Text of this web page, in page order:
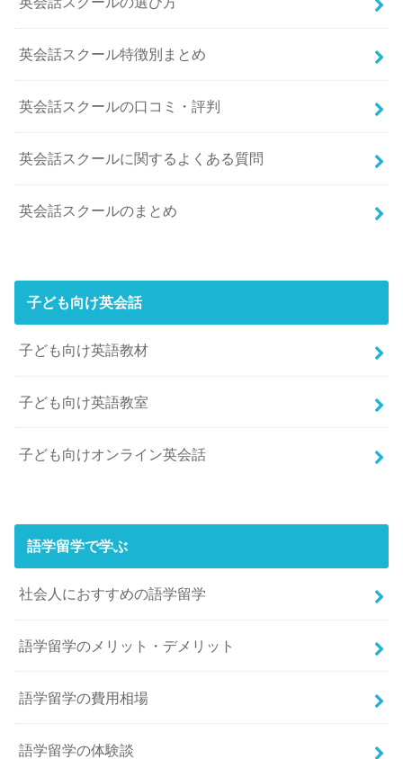
英会話スクール特徴別まとめ
英会話スクールの口コミ・評判
英会話スクールに関するよくある質問
英会話スクールのまとめ
子ども向け英会話
子ども向け英語教材
子ども向け英語教室
子ども向けオンライン英会話
語学留学で学ぶ
社会人におすすめの語学留学
語学留学のメリット・デメリット
語学留学の費用相場
語学留学の体験談